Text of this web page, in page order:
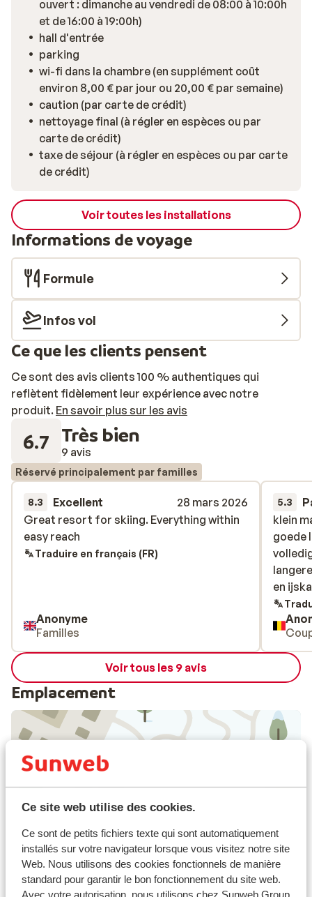
Ce site web utilise des cookies.
Ce sont de petits fichiers texte qui sont automatiquement
installés sur votre navigateur lorsque vous visitez notre site
Web. Nous utilisons des cookies fonctionnels de manière
standard pour garantir le bon fonctionnement du site web.
disposent également d’un balcon, pour apprécier la
beauté des montagnes enneigées à tout moment de la
journée. Tout comme l’architecture extérieure, la
décoration est montagnarde et chaleureuse. Vous
n’aurez aucune difficulté à vous reposer agréablement
bien au chaud, après une journée en plein air et à
partager des moments de détente avec vos proches.
Grâce aux appareils électriques et électroménagers de
la cuisine, vous pourrez vous réchauffer et reprendre
des forces à tout moment de la journée. Pour votre
confort, la résidence met également à votre
Plusieurs services sont disponibles en supplément
(linge de lit, de toilette, accès wifi, nettoyage final…)
pour être sur que vous ne manquiez de rien. Choisissez
la Résidence Odalys L’Ouillon pour bénéficier d’une
situation parfaite dans la station de Saint Sorvin
d’Arves et de prestations de confort. Bonnes vacances
avec SkiHorizon!
ouvert : dimanche au vendredi de 08:00 à 10:00h
et de 16:00 à 19:00h)
hall d'entrée
parking
wi-fi dans la chambre (en supplément coût
environ 8,00 € par jour ou 20,00 € par semaine)
caution (par carte de crédit)
nettoyage final (à régler en espèces ou par
carte de crédit)
taxe de séjour (à régler en espèces ou par carte
de crédit)
Voir toutes les installations
Informations de voyage
Formule
Infos vol
Ce que les clients pensent
Ce sont des avis clients 100 % authentiques qui
reflètent fidèlement leur expérience avec notre
produit. En savoir plus sur les avis
6.7 Très bien
9 avis
Réservé principalement par familles
8.3 Excellent
28 mars 2026
Great resort for skiing. Everything within
easy reach
Great resort for skiing. Everything within
easy reach
Traduire en français (FR)
Anonyme
Familles
5.3
klein
goede
en
klein
goede
en
Voir tous les 9 avis
Emplacement
À proximité
Dans le centre
Distance jusqu'aux pistes de ski environ 150